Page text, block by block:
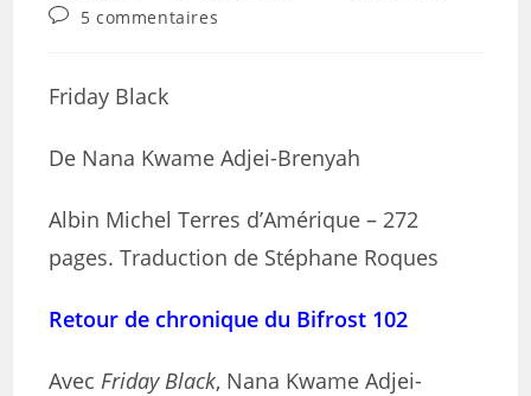
5 commentaires
Friday Black
De Nana Kwame Adjei-Brenyah
Albin Michel Terres d’Amérique – 272
pages. Traduction de Stéphane Roques
Retour de chronique du Bifrost 102
AvecFriday Black, Nana Kwame Adjei-